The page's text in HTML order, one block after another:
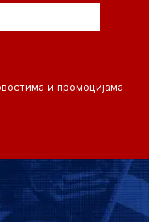
и промоцијама